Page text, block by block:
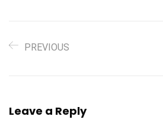
PREVIOUS
Leave a Reply